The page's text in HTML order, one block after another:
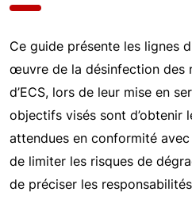
Ce guide présente les lignes
œuvre de la désinfection des
d’ECS, lors de leur mise en
objectifs visés sont d’obtenir
attendues en conformité
de limiter les risques de
de préciser les